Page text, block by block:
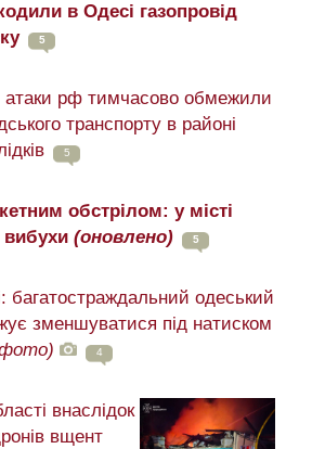
в Одесі газопровід
5
атаки рф тимчасово обмежили
транспорту в районі
5
обстрілом: у місті
вибухи (оновлено) 5
багатостраждальний одеський
зменшуватися під натиском
4
внаслідок
вщент